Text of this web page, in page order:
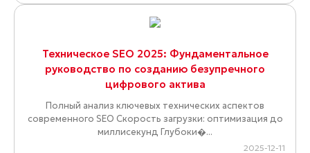
Техническое SEO 2025: Фундаментальное
руководство по созданию безупречного
цифрового актива
Полный анализ ключевых технических аспектов
современного SEO Скорость загрузки: оптимизация до
миллисекунд Глубоки�...
2025-12-11